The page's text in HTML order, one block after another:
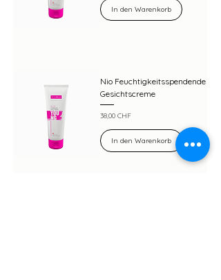
In den Warenkorb
Nio Feuchtigkeitsspendende
Gesichtscreme
Preis
38,00 CHF
In den Warenkorb